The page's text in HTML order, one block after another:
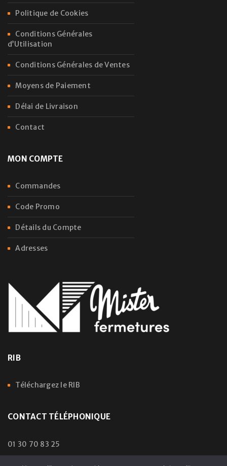
Politique de Cookies
Conditions Générales
d’Utilisation
Conditions Générales de Ventes
Moyens de Paiement
Délai de Livraison
Contact
MON COMPTE
Commandes
Code Promo
Détails du Compte
Adresses
RIB
Téléchargez le RIB
CONTACT TÉLÉPHONIQUE
01 30 70 83 25